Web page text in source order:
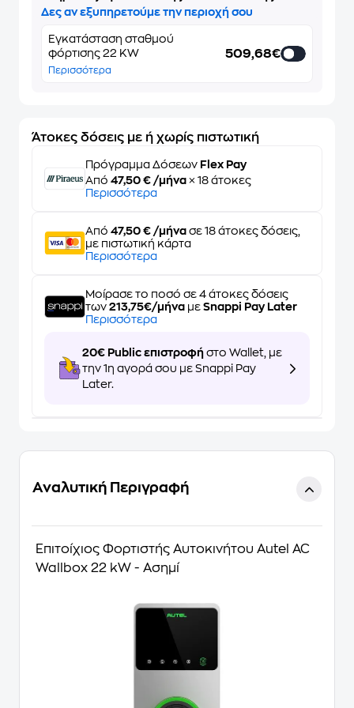
Δες αν εξυπηρετούμε την περιοχή σου
Εγκατάσταση σταθμού
φόρτισης 22 KW
Περισσότερα
509,68€
Άτοκες δόσεις με ή χωρίς πιστωτική
Πρόγραμμα Δόσεων Flex Pay
Από 47,50 € /μήνα × 18 άτοκες
Περισσότερα
Από 47,50 € /μήνα σε 18 άτοκες δόσεις,
με πιστωτική κάρτα
Περισσότερα
Μοίρασε το ποσό σε 4 άτοκες δόσεις
των 213,75€/μήνα με Snappi Pay Later
Περισσότερα
20€ Public επιστροφή στο Wallet, με
την 1η αγορά σου με Snappi Pay
Later.
Αναλυτική Περιγραφή
Επιτοίχιος Φορτιστής Αυτοκινήτου Autel AC
Wallbox 22 kW - Ασημί